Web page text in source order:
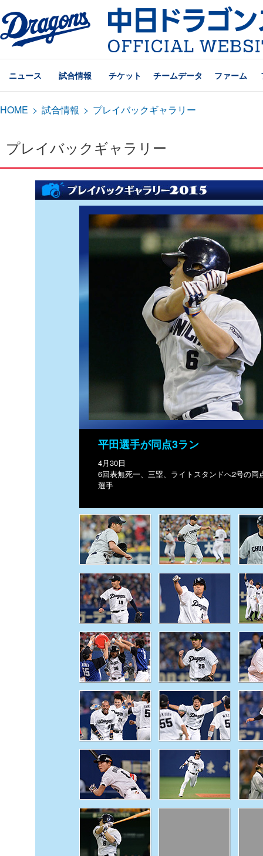
ニュース 試合情報 チケット チームデータ ファーム
HOME > 試合情報 > プレイバックギャラリー
プレイバックギャラリー
平田選手が同点3ラン
4月30日
6回表無死一、三塁、ライトスタンドへ2号の
選手